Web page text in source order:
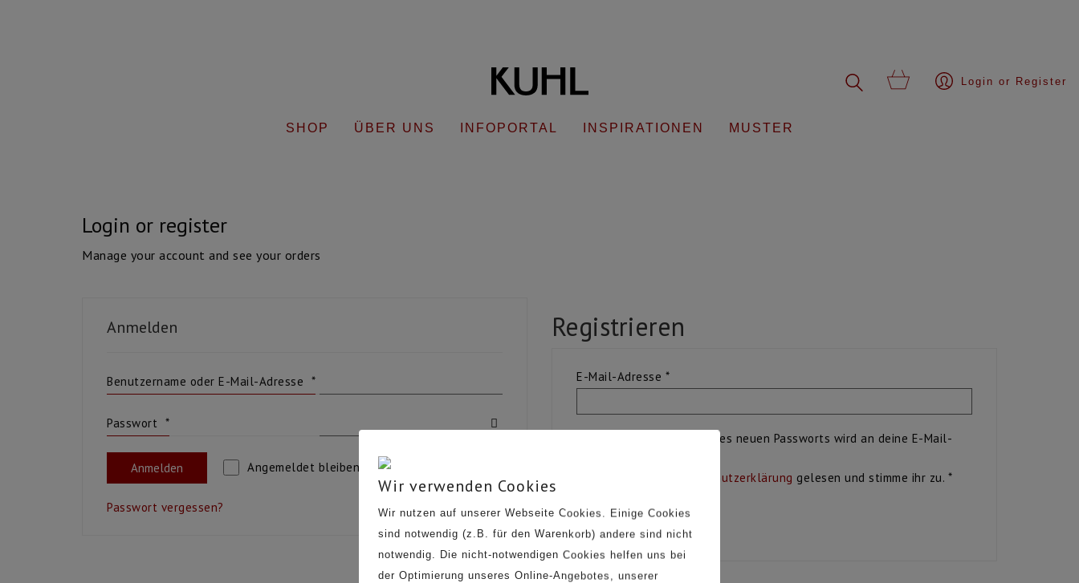
Login or Register
SHOP ÜBER UNS INFOPORTAL INSPIRATIONEN MUSTER
Login or register
Manage your account and see your orders
Anmelden
Benutzername oder E-Mail-Adresse *
Erforderlich
Passwort *
Erforderlich
Anmelden Angemeldet bleiben
Passwort vergessen?
Registrieren
E-Mail-Adresse *Erforderlich
Ein Link zum Erstellen eines neuen Passworts wird an deine E-Mail-
Datenschutzerklärung gelesen und stimme ihr zu. *
Registrieren
Wir verwenden Cookies
Wir nutzen auf unserer Webseite Cookies. Einige Cookies
sind notwendig (z.B. für den Warenkorb) andere sind nicht
notwendig. Die nicht-notwendigen Cookies helfen uns bei
der Optimierung unseres Online-Angebotes, unserer